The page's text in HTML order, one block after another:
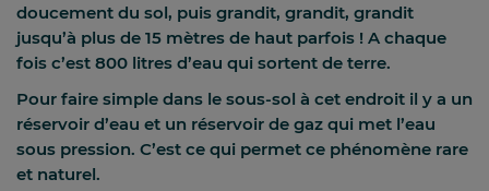
doucement du sol, puis grandit, grandit, grandit
jusqu’à plus de 15 mètres de haut parfois ! A chaque
fois c’est 800 litres d’eau qui sortent de terre.
Pour faire simple dans le sous-sol à cet endroit il y a un
réservoir d’eau et un réservoir de gaz qui met l’eau
sous pression. C’est ce qui permet ce phénomène rare
et naturel.